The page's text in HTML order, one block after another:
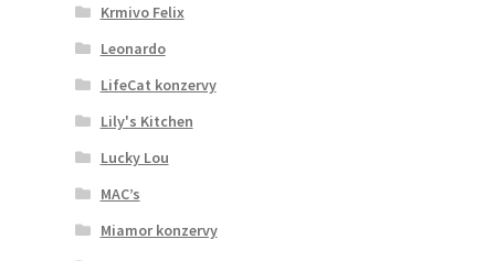
Krmivo Felix
Leonardo
LifeCat konzervy
Lily's Kitchen
Lucky Lou
MAC’s
Miamor konzervy